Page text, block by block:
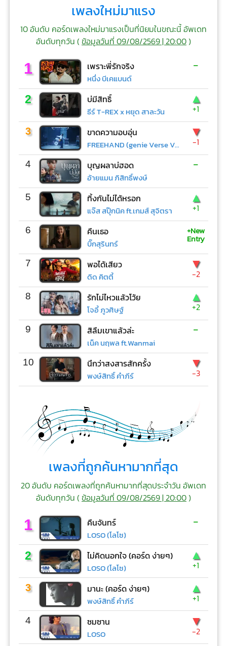
เพลงใหม่มาแรง
10 อันดับ คอร์ดเพลงใหม่มาแรงเป็นที่นิยมในขณะนี้ อัพเดท
อันดับทุกวัน (ข้อมูลวันที่ 09/08/2569 | 20:00)
1 เพราะพี่รักจริง
หนึ่ง บีเคแบนด์
-
2 บ่มีสิทธิ์
ธีร์ T-REX x หยุด สาละวัน
▲
+1
3 ขาดความอบอุ่น
FREEHAND (genie Verse Vol.1)
▼
-1
4 บุญผลาบ่ฮอด
อ้ายแมน ภิสิทธิ์พงษ์
-
5 ทิ้งกันไม่ได้หรอก
แจ๊ส สปุ๊กนิค ft.เกมส์ สุจิตรา
▲
+1
6 คืนเธอ
บิ๊กสุรินทร์
+New
Entry
7 พอได้เสียว
ดิด คิตตี้
▼
-2
8 รักไม่ไหวแล้วโว้ย
โจอี้ ภูวศิษฐ์
▲
+2
9 สิลืมเขาแล้วล่ะ
เน็ค นฤพล ft.Wanmai
-
10 นึกว่าสงสารสักครั้ง
พงษ์สิทธิ์ คำภีร์
▼
-3
เพลงที่ถูกค้นหามากที่สุด
20 อันดับ คอร์ดเพลงที่ถูกค้นหามากที่สุดประจำวัน อัพเดท
อันดับทุกวัน (ข้อมูลวันที่ 09/08/2569 | 20:00)
1 คืนจันทร์
LOSO (โลโซ)
-
2 ไม่คิดนอกใจ (คอร์ด ง่ายๆ)
LOSO (โลโซ)
▲
+1
3 มานะ (คอร์ด ง่ายๆ)
พงษ์สิทธิ์ คำภีร์
▲
+1
4 ซมซาน
LOSO
▼
-2